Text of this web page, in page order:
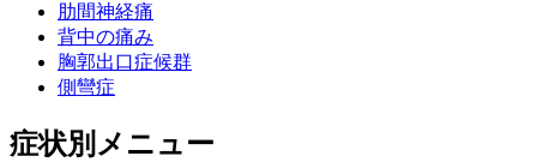
肋間神経痛
背中の痛み
胸郭出口症候群
側彎症
症状別メニュー